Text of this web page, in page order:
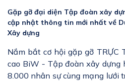
Gặp gỡ đại diện Tập đoàn xây
cập nhật thông tin mới nhất về
Xây dựng
Nắm bắt cơ hội gặp gỡ TRỰC
cao BiW - Tập đoàn xây dựng
8.000 nhân sự cùng mạng lưới